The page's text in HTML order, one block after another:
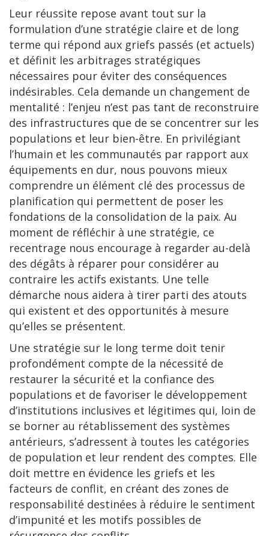
Leur réussite repose avant tout sur la
formulation d’une stratégie claire et de long
terme qui répond aux griefs passés (et actuels)
et définit les arbitrages stratégiques
nécessaires pour éviter des conséquences
indésirables. Cela demande un changement de
mentalité : l’enjeu n’est pas tant de reconstruire
des infrastructures que de se concentrer sur les
populations et leur bien-être. En privilégiant
l’humain et les communautés par rapport aux
équipements en dur, nous pouvons mieux
comprendre un élément clé des processus de
planification qui permettent de poser les
fondations de la consolidation de la paix. Au
moment de réfléchir à une stratégie, ce
recentrage nous encourage à regarder au-delà
des dégâts à réparer pour considérer au
contraire les actifs existants. Une telle
démarche nous aidera à tirer parti des atouts
qui existent et des opportunités à mesure
qu’elles se présentent.
Une stratégie sur le long terme doit tenir
profondément compte de la nécessité de
restaurer la sécurité et la confiance des
populations et de favoriser le développement
d’institutions inclusives et légitimes qui, loin de
se borner au rétablissement des systèmes
antérieurs, s’adressent à toutes les catégories
de population et leur rendent des comptes. Elle
doit mettre en évidence les griefs et les
facteurs de conflit, en créant des zones de
responsabilité destinées à réduire le sentiment
d’impunité et les motifs possibles de